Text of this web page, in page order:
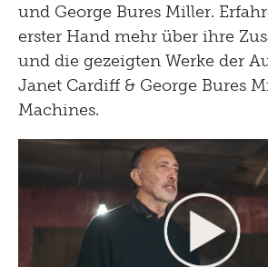
und George Bures Miller.
erster Hand mehr über ihre
und die gezeigten Werke der
Janet Cardiff & George Bures
Machines.